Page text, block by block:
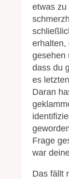
etwas zu
erhalten,
gesehen
dass du
es
Daran
Frage
war
Das fällt